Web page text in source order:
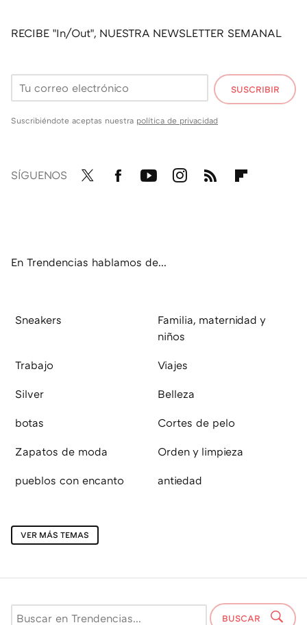
RECIBE "In/Out", NUESTRA NEWSLETTER SEMANAL
SUSCRIBIR
Suscribiéndote aceptas nuestra política de privacidad
SÍGUENOS
En Trendencias hablamos de...
Sneakers
Familia, maternidad y
niños
Trabajo Viajes
Silver Belleza
botas Cortes de pelo
Zapatos de moda Orden y limpieza
pueblos con encanto antiedad
VER MÁS TEMAS
BUSCAR